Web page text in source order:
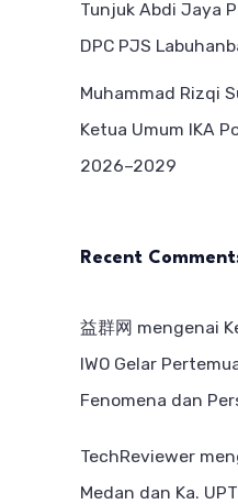
Tunjuk Abdi Jaya
DPC PJS
Muhammad Rizqi
Ketua Umum IKA
2026–2029
Recent
益群网 mengenai
IWO Gelar
Fenomena dan
TechReviewer
Medan dan Ka.